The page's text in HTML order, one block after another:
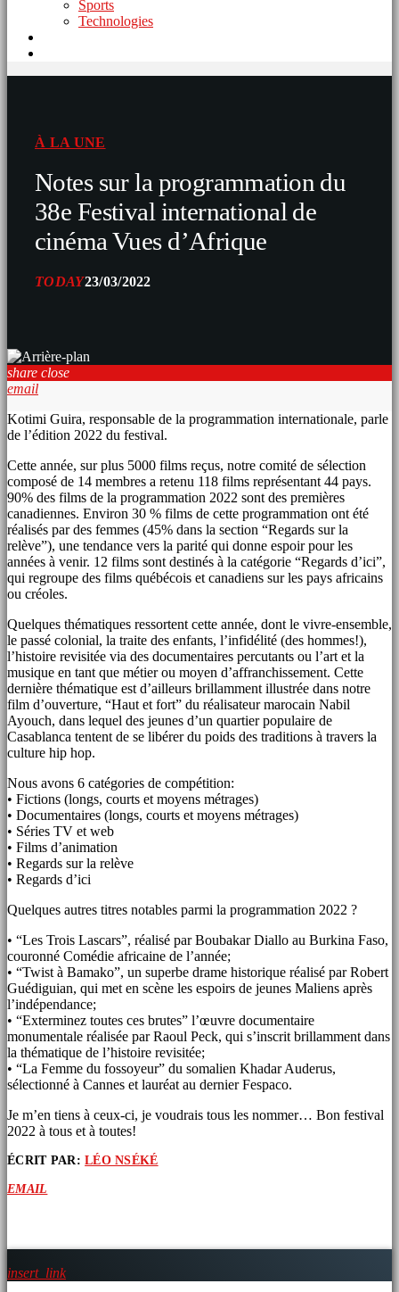
Sports
Technologies
À LA UNE
Notes sur la programmation du
38e Festival international de
cinéma Vues d’Afrique
TODAY23/03/2022
share close
email
Kotimi Guira, responsable de la programmation internationale, parle
de l’édition 2022 du festival.
Cette année, sur plus 5000 films reçus, notre comité de sélection
composé de 14 membres a retenu 118 films représentant 44 pays.
90% des films de la programmation 2022 sont des premières
canadiennes. Environ 30 % films de cette programmation ont été
réalisés par des femmes (45% dans la section “Regards sur la
relève”), une tendance vers la parité qui donne espoir pour les
années à venir. 12 films sont destinés à la catégorie “Regards d’ici”,
qui regroupe des films québécois et canadiens sur les pays africains
ou créoles.
Quelques thématiques ressortent cette année, dont le vivre-ensemble,
le passé colonial, la traite des enfants, l’infidélité (des hommes!),
l’histoire revisitée via des documentaires percutants ou l’art et la
musique en tant que métier ou moyen d’affranchissement. Cette
dernière thématique est d’ailleurs brillamment illustrée dans notre
film d’ouverture, “Haut et fort” du réalisateur marocain Nabil
Ayouch, dans lequel des jeunes d’un quartier populaire de
Casablanca tentent de se libérer du poids des traditions à travers la
culture hip hop.
Nous avons 6 catégories de compétition:
• Fictions (longs, courts et moyens métrages)
• Documentaires (longs, courts et moyens métrages)
• Séries TV et web
• Films d’animation
• Regards sur la relève
• Regards d’ici
Quelques autres titres notables parmi la programmation 2022 ?
• “Les Trois Lascars”, réalisé par Boubakar Diallo au Burkina Faso,
couronné Comédie africaine de l’année;
• “Twist à Bamako”, un superbe drame historique réalisé par Robert
Guédiguian, qui met en scène les espoirs de jeunes Maliens après
l’indépendance;
• “Exterminez toutes ces brutes” l’œuvre documentaire
monumentale réalisée par Raoul Peck, qui s’inscrit brillamment dans
la thématique de l’histoire revisitée;
• “La Femme du fossoyeur” du somalien Khadar Auderus,
sélectionné à Cannes et lauréat au dernier Fespaco.
Je m’en tiens à ceux-ci, je voudrais tous les nommer… Bon festival
2022 à tous et à toutes!
ÉCRIT PAR:LÉO NSÉKÉ
EMAIL
insert_link